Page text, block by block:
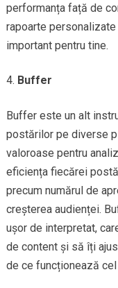
performanța față de
rapoarte
important pentru tine.
Buffer
Buffer este un alt
postărilor pe diverse
valoroase pentru
eficiența fiecărei
precum numărul de
creșterea audienței.
ușor de interpretat,
de content și să îți
de ce funcționează cel